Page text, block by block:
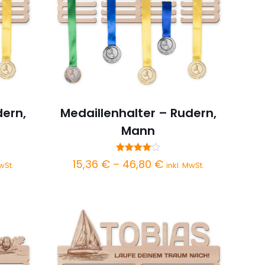
Medaillenhalter – Rudern,
Mann
Bewertet
mit
15,36 € – 46,80 €Preisspanne:
inkl. MwSt.